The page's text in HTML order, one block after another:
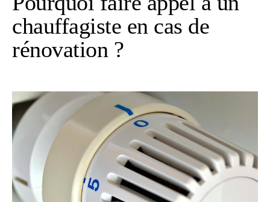
chauffagiste en cas de
rénovation ?